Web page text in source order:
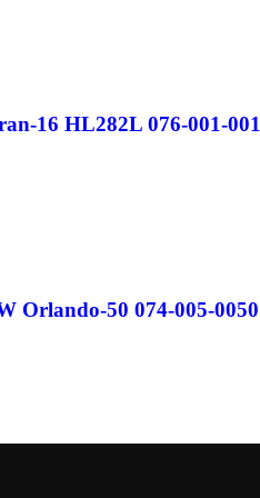
16 HL282L 076-001-
Orlando-50 074-005-0050